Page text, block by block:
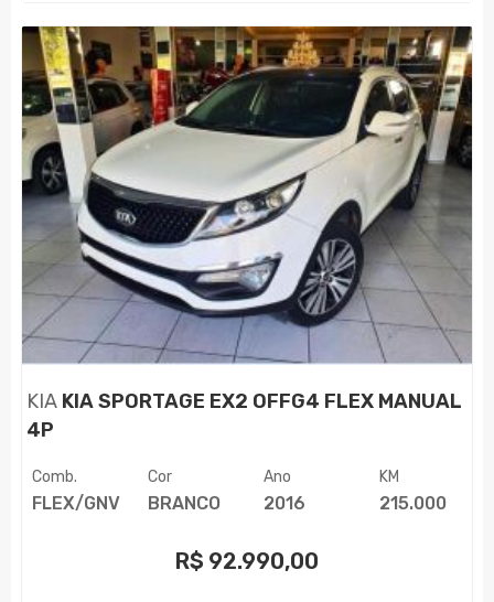
KIA KIA SPORTAGE EX2 OFFG4 FLEX MANUAL
4P
Comb.
FLEX/GNV
Cor
BRANCO
Ano
2016
KM
215.000
R$ 92.990,00